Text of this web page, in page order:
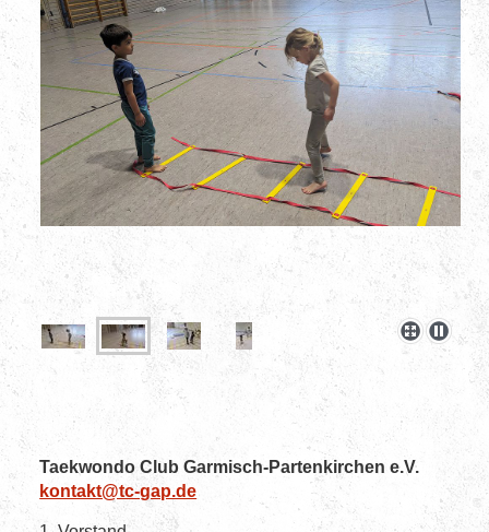
Taekwondo Club Garmisch-Partenkirchen e.V.
kontakt@tc-gap.de